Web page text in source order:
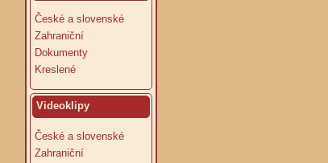
České a slovenské
Zahraniční
Dokumenty
Kreslené
Videoklipy
České a slovenské
Zahraniční